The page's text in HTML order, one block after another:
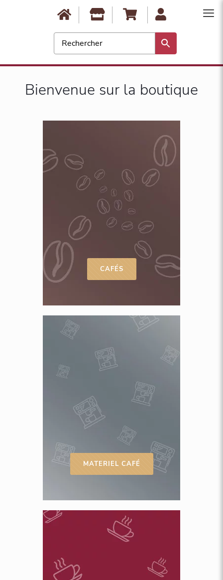
Bienvenue sur la boutique
CAFÉS
MATERIEL CAFÉ